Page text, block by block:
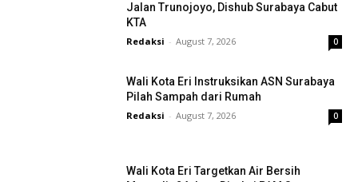
Jalan Trunojoyo, Dishub Surabaya Cabut
KTA
Redaksi - August 7, 2026 0
Wali Kota Eri Instruksikan ASN Surabaya
Pilah Sampah dari Rumah
Redaksi - August 7, 2026 0
Wali Kota Eri Targetkan Air Bersih